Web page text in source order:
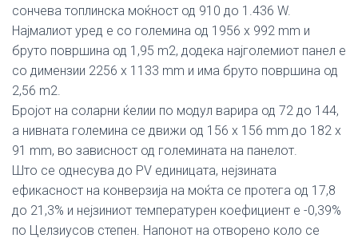
сончева топлинска моќност од 910 до 1.436 W.
Најмалиот уред е со големина од 1956 x 992 mm и
бруто површина од 1,95 m2, додека најголемиот панел е
со димензии 2256 x 1133 mm и има бруто површина од
2,56 m2.
Бројот на соларни ќелии по модул варира од 72 до 144,
а нивната големина се движи од 156 x 156 mm до 182 x
91 mm, во зависност од големината на панелот.
Што се однесува до PV единицата, нејзината
ефикасност на конверзија на моќта се протега од 17,8
до 21,3% и нејзиниот температурен коефициент е -0,39%
по Целзиусов степен. Напонот на отворено коло се